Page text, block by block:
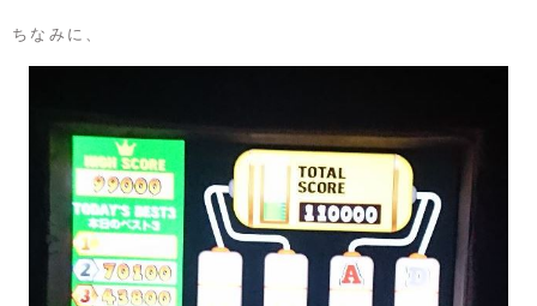
ちなみに、